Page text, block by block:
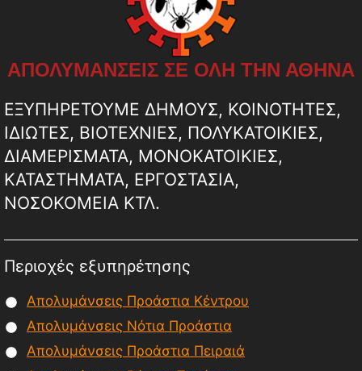
ΑΠΟΛΥΜΑΝΣΕΙΣ ΣΕ ΟΛΗ ΤΗΝ ΑΘΗΝΑ
ΕΞΥΠΗΡΕΤΟΥΜΕ ΔΗΜΟΥΣ, ΚΟΙΝΟΤΗΤΕΣ,
ΙΔΙΩΤΕΣ, ΒΙΟΤΕΧΝΙΕΣ, ΠΟΛΥΚΑΤΟΙΚΙΕΣ,
ΔΙΑΜΕΡΙΣΜΑΤΑ, ΜΟΝΟΚΑΤΟΙΚΙΕΣ,
ΚΑΤΑΣΤΗΜΑΤΑ, ΕΡΓΟΣΤΑΣΙΑ,
ΝΟΣΟΚΟΜΕΙΑ ΚΤΛ.
Περιοχές εξυπηρέτησης
Απολυμάνσεις Προάστια Κέντρου
Απολυμάνσεις Νότια Προάστια
Απολυμάνσεις Προάστια Πειραιά